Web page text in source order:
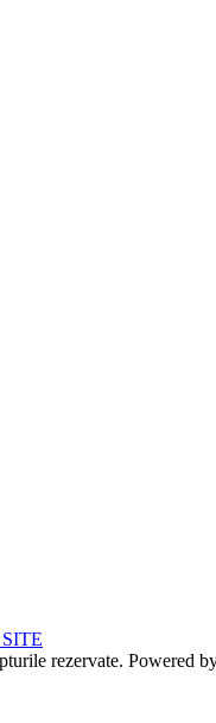
rezervate. Powered